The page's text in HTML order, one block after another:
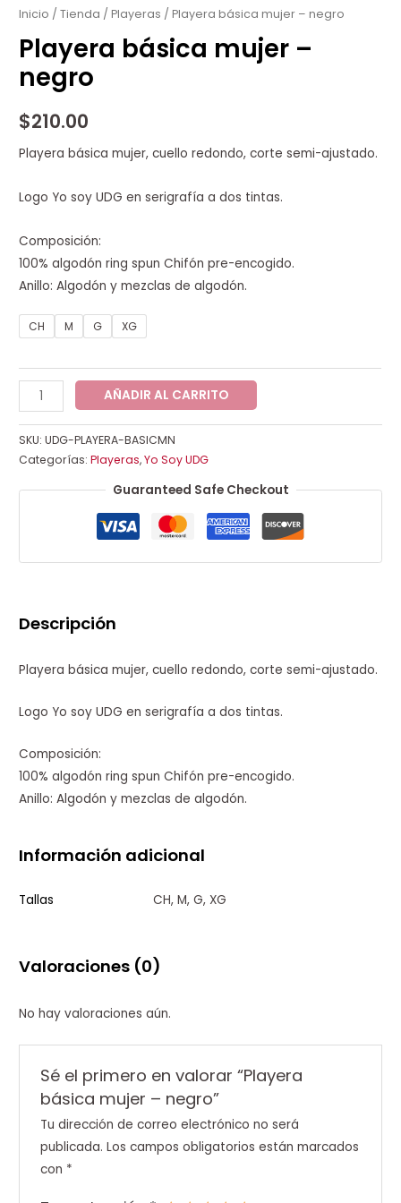
Inicio /Tienda /Playeras / Playera básica mujer – negro
Playera básica mujer –
negro
$210.00
Playera básica mujer, cuello redondo, corte semi-ajustado.
Logo Yo soy UDG en serigrafía a dos tintas.
Composición:
100% algodón ring spun Chifón pre-encogido.
Anillo: Algodón y mezclas de algodón.
CH M G XG
mujer
-
negro
cantidad
AÑADIR AL CARRITO
SKU:UDG-PLAYERA-BASICMN
Categorías:Playeras,Yo Soy UDG
Guaranteed Safe Checkout
Descripción
Playera básica mujer, cuello redondo, corte semi-ajustado.
Logo Yo soy UDG en serigrafía a dos tintas.
Composición:
100% algodón ring spun Chifón pre-encogido.
Anillo: Algodón y mezclas de algodón.
Información adicional
Tallas CH, M, G, XG
Valoraciones (0)
No hay valoraciones aún.
Sé el primero en valorar “Playera
básica mujer – negro”
Tu dirección de correo electrónico no será
publicada. Los campos obligatorios están marcados
con *